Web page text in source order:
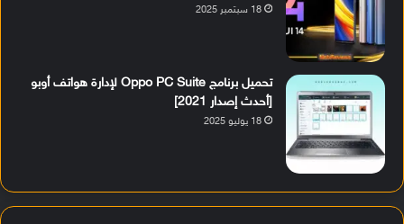
18 سبتمبر 2025
تحميل برنامج Oppo PC Suite لإدارة هواتف أوبو
[أحدث إصدار 2021]
18 يوليو 2025